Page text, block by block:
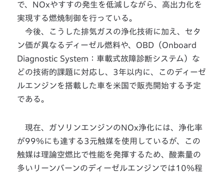
で、NOxやすすの発生を低減しながら、高出力化を
実現する燃焼制御を行っている。
今後、こうした排気ガスの浄化技術に加え、セタ
ン価が異なるディーゼル燃料や、OBD（Onboard
Diagnostic System：車載式故障診断システム）な
どの技術的課題に対応し、3年以内に、このディーゼ
ルエンジンを搭載した車を米国で販売開始する予定
である。
現在、ガソリンエンジンのNOx浄化には、浄化率
が99％にも達する3元触媒を使用しているが、この
触媒は理論空燃比で性能を発揮するため、酸素量の
多いリーンバーンのディーゼルエンジンでは10％程